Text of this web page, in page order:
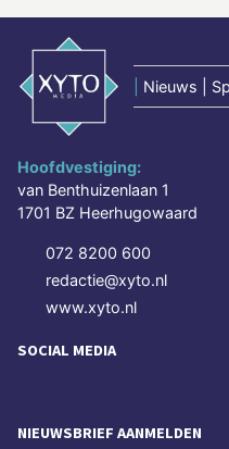
Nieuws |
Hoofdvestiging:
van Benthuizenlaan 1
1701 BZ Heerhugowaard
072 8200 600
redactie@xyto.nl
www.xyto.nl
SOCIAL MEDIA
NIEUWSBRIEF AANMELDEN